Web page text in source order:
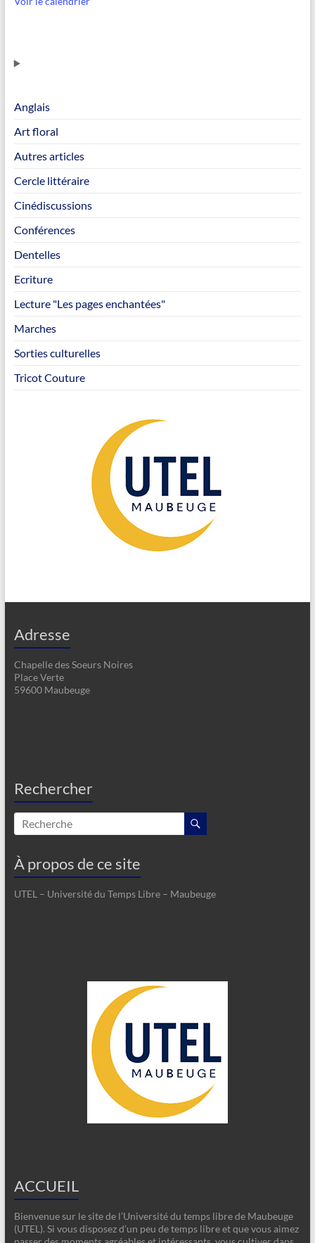
Anglais
Art floral
Autres articles
Cercle littéraire
Cinédiscussions
Conférences
Dentelles
Ecriture
Lecture "Les pages enchantées"
Marches
Sorties culturelles
Tricot Couture
Adresse
Chapelle des Soeurs Noires
Place Verte
59600 Maubeuge
Rechercher
À propos de ce site
UTEL – Université du Temps Libre – Maubeuge
ACCUEIL
Bienvenue sur le site de l’Université du temps libre de Maubeuge
(UTEL). Si vous disposez d’un peu de temps libre et que vous aimez